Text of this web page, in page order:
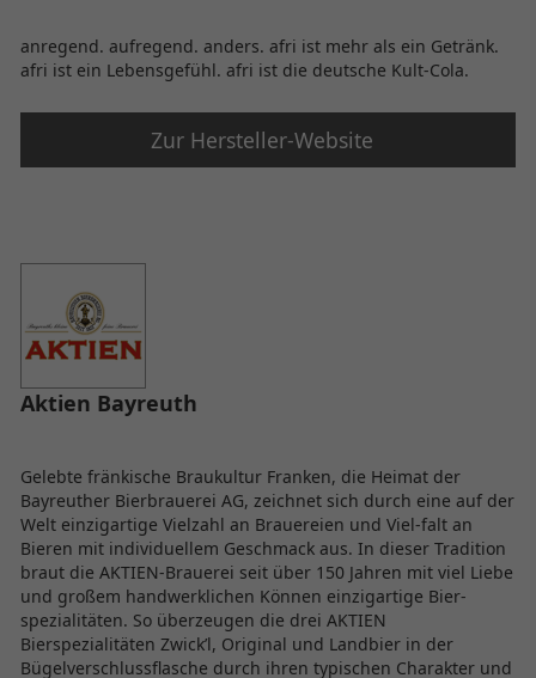
anregend. aufregend. anders. afri ist mehr als ein Getränk.
afri ist ein Lebensgefühl. afri ist die deutsche Kult-Cola.
Zur Hersteller-Website
Aktien Bayreuth
Gelebte fränkische Braukultur Franken, die Heimat der
Bayreuther Bierbrauerei AG, zeichnet sich durch eine auf der
Welt einzigartige Vielzahl an Brauereien und Viel-falt an
Bieren mit individuellem Geschmack aus. In dieser Tradition
braut die AKTIEN-Brauerei seit über 150 Jahren mit viel Liebe
und großem handwerklichen Können einzigartige Bier-
spezialitäten. So überzeugen die drei AKTIEN
Bierspezialitäten Zwick’l, Original und Landbier in der
Bügelverschlussflasche durch ihren typischen Charakter und